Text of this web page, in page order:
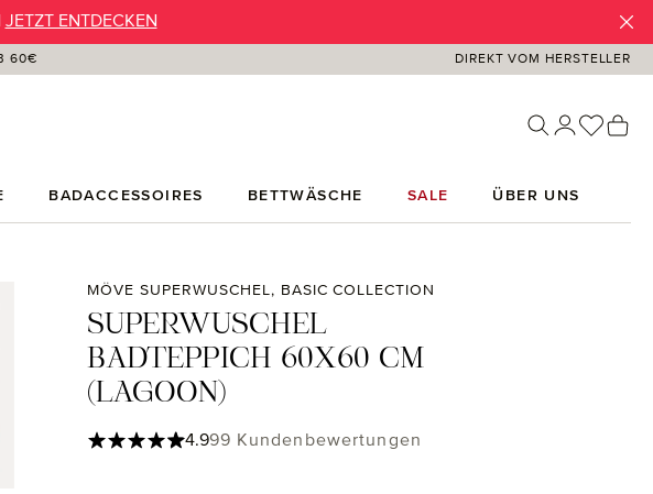
JETZT ENTDECKEN
60€ DIREKT VOM HERSTELLER
Du
BADACCESSOIRES BETTWÄSCHE SALE ÜBER UNS
MÖVE SUPERWUSCHEL, BASIC COLLECTION
SUPERWUSCHEL
BADTEPPICH 60X60 CM
(LAGOON)
Durchschnittliche Bewertung von 4.9 von 5 Sternen
4.999 Kundenbewertungen